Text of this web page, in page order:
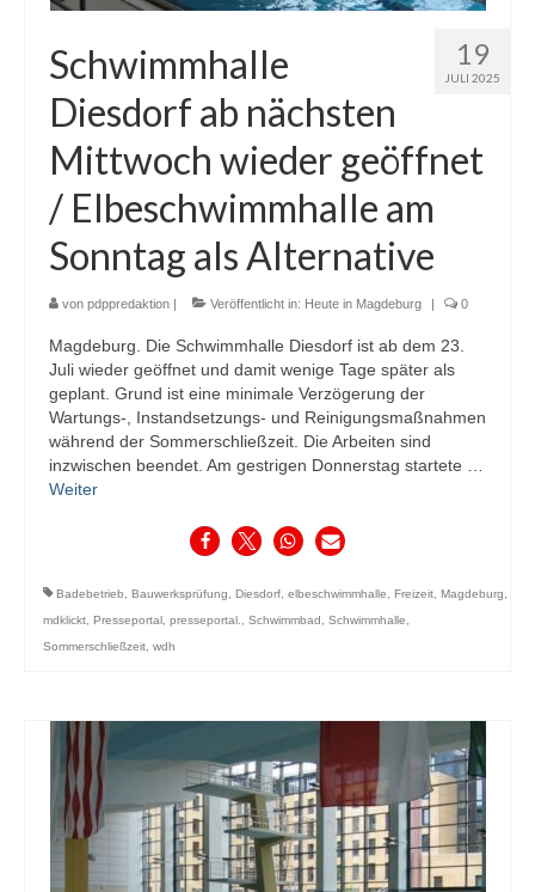
19
JULI 2025
Schwimmhalle
Diesdorf ab nächsten
Mittwoch wieder geöffnet
/ Elbeschwimmhalle am
Sonntag als Alternative
von pdppredaktion Veröffentlicht in: Heute in Magdeburg 0
Magdeburg. Die Schwimmhalle Diesdorf ist ab dem 23.
Juli wieder geöffnet und damit wenige Tage später als
geplant. Grund ist eine minimale Verzögerung der
Wartungs-, Instandsetzungs- und Reinigungsmaßnahmen
während der Sommerschließzeit. Die Arbeiten sind
inzwischen beendet. Am gestrigen Donnerstag startete …
Weiter
Badebetrieb, Bauwerksprüfung, Diesdorf, elbeschwimmhalle, Freizeit, Magdeburg,
mdklickt, Presseportal , presseportal., Schwimmbad , Schwimmhalle,
Sommerschließzeit, wdh